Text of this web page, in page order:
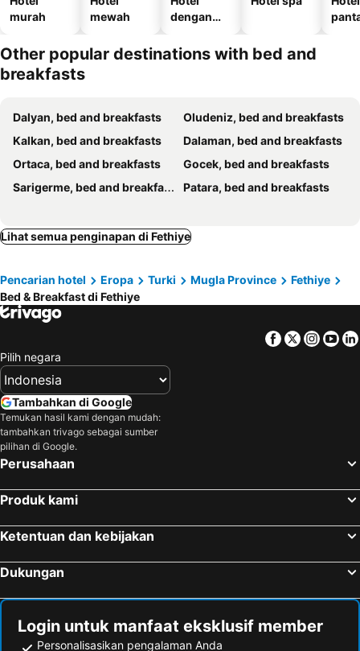
murah
mewah
dengan
renang
Other popular destinations with bed and
breakfasts
Dalyan, bed and breakfasts
Oludeniz, bed and breakfasts
Kalkan, bed and breakfasts
Dalaman, bed and breakfasts
Ortaca, bed and breakfasts
Gocek, bed and breakfasts
Sarigerme, bed and breakfasts
Patara, bed and breakfasts
Lihat semua penginapan di Fethiye
Pencarian hotel Eropa Turki Mugla Province
Fethiye
Bed & Breakfast di Fethiye
Facebook
Twitter
Pilih negara
Tambahkan di Google
Temukan hasil kami dengan mudah:
tambahkan trivago sebagai sumber
pilihan di Google.
Perusahaan
Produk kami
Ketentuan dan kebijakan
Dukungan
Login untuk manfaat eksklusif member
Personalisasikan pengalaman Anda